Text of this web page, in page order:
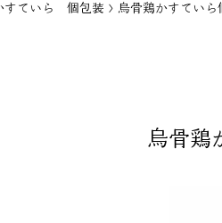
すていら 個包装 烏骨鶏かすてい
烏骨